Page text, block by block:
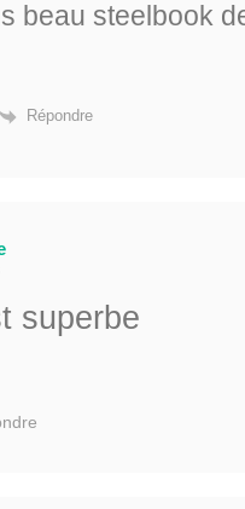
beau steelbook
Répondre
superbe